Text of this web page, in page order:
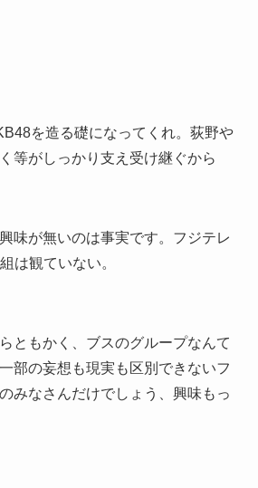
を造る礎になってくれ。荻野や
等がしっかり支え受け継ぐから
味が無いのは事実です。フジテレ
は観ていない。
ともかく、ブスのグループなんて
部の妄想も現実も区別できないフ
みなさんだけでしょう、興味もっ